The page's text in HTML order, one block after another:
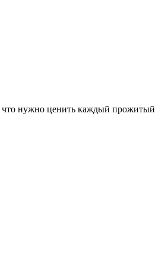
что нужно ценить каждый прожитый